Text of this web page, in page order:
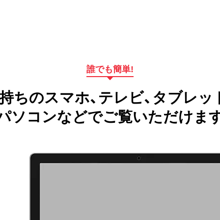
誰でも簡単!
ちのスマホ、テレビ、タブレッ
ソコンなどでご覧いただけま